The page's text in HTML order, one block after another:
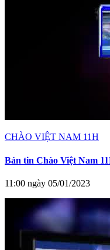
CHÀO VIỆT NAM 11H
Bản tin Chào Việt Nam
11:00 ngày 05/01/2023